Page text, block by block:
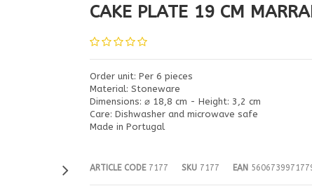
CAKE PLATE 19 CM
Order unit: Per 6 pieces
Material: Stoneware
Dimensions: ⌀ 18,8 cm - Height: 3,2 cm
Care: Dishwasher and microwave safe
Made in Portugal
ARTICLE CODE7177 SKU7177 EAN